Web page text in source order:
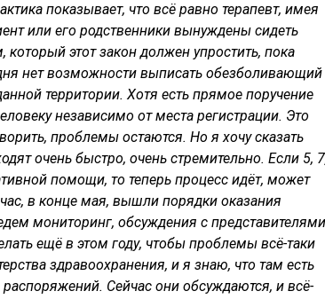
показывает, что всё равно терапевт, имея
или его родственники вынуждены сидеть
этот закон должен упростить, пока
нет возможности выписать обезболивающий
территории. Хотя есть прямое поручение
независимо от места регистрации. Это
проблемы остаются. Но я хочу сказать
очень быстро, очень стремительно. Если 5,
помощи, то теперь процесс идёт, может
в конце мая, вышли порядки оказания
мониторинг, обсуждения с представителями
ещё в этом году, чтобы проблемы всё-таки
здравоохранения, и я знаю, что там есть
Сейчас они обсуждаются, и всё-